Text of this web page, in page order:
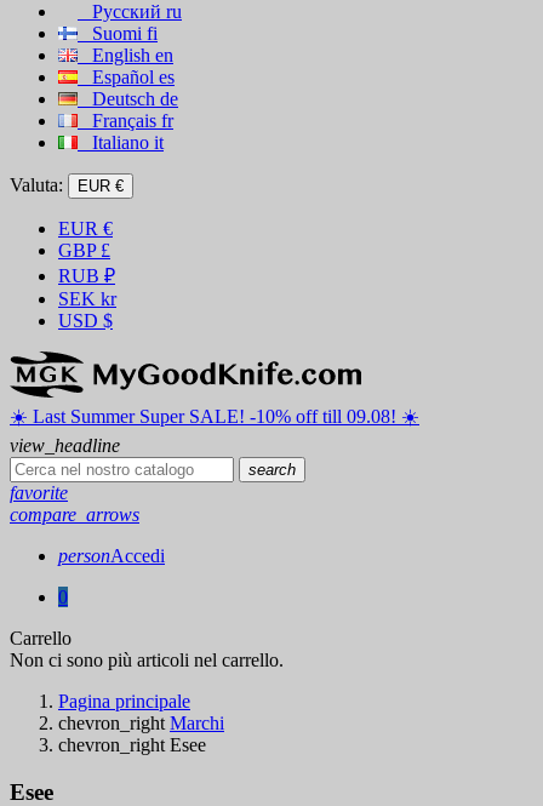
Русский ru
Suomi fi
English en
Español es
Deutsch de
Français fr
Italiano it
Valuta: EUR €
EUR €
GBP £
RUB ₽
SEK kr
USD $
☀️ ️Last Summer Super SALE! -10% off till 09.08! ☀️
view_headline
search
favorite
compare_arrows
personAccedi
0
Carrello
Non ci sono più articoli nel carrello.
Pagina principale
chevron_right Marchi
chevron_right Esee
Esee